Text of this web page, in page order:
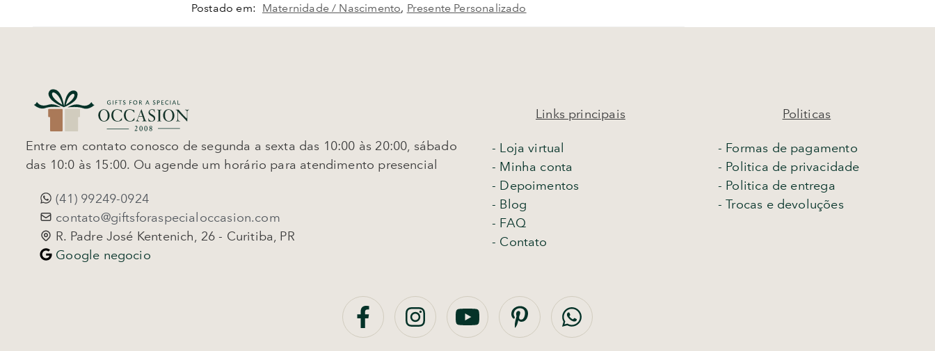
Postado em: Maternidade / Nascimento, Presente Personalizado
Entre em contato conosco de segunda a sexta das 10:00 às 20:00, sábado
das 10:0 às 15:00. Ou agende um horário para atendimento presencial
(41) 99249-0924
contato@giftsforaspecialoccasion.com
R. Padre José Kentenich, 26 - Curitiba, PR
Google negocio
Links principais
- Loja virtual
- Minha conta
- Depoimentos
- Blog
- FAQ
- Contato
Politicas
- Formas de pagamento
- Politica de privacidade
- Politica de entrega
-Trocas e devoluções